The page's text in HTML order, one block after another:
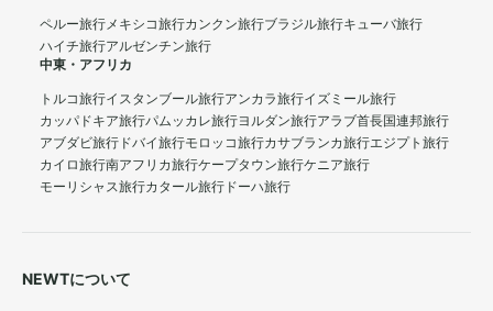
ペルー旅行メキシコ旅行カンクン旅行ブラジル旅行キューバ旅行
ハイチ旅行アルゼンチン旅行
中東・アフリカ
トルコ旅行イスタンブール旅行アンカラ旅行イズミール旅行
カッパドキア旅行パムッカレ旅行ヨルダン旅行アラブ首長国連邦旅行
アブダビ旅行 ドバイ旅行モロッコ旅行カサブランカ旅行エジプト旅行
カイロ旅行南アフリカ旅行ケープタウン旅行ケニア旅行
モーリシャス旅行カタール旅行 ドーハ旅行
NEWTについて